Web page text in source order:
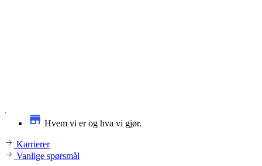
Hvem vi er og hva vi gjør.
Karrierer
Vanlige spørsmål